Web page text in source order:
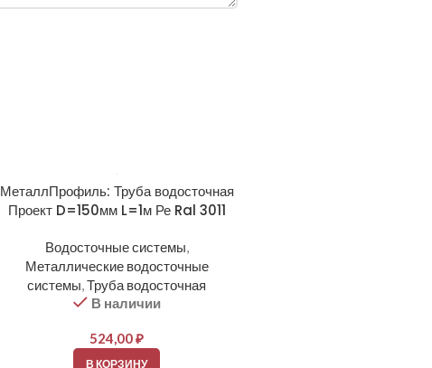
МеталлПрофиль: Труба водосточная
Проект D=150мм L=1м Ре Ral 3011
Водосточные системы,
Металлические водосточные
системы,Труба водосточная
В наличии
524,00₽
В КОРЗИНУ